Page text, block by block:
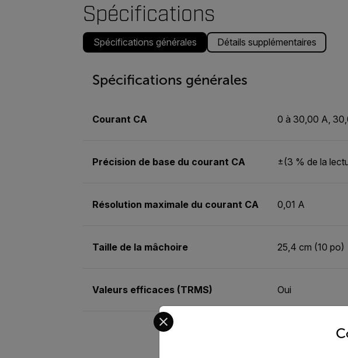
Spécifications
Spécifications générales Détails supplémentaires
Spécifications générales
Courant CA 0 à 30,00 A,
Précision de base du courant CA ±(3 % de la
Résolution maximale du courant CA 0,01 A
Taille de la mâchoire 25,4 cm (10 po)
Valeurs efficaces (TRMS) Oui
Select your preferred country and language